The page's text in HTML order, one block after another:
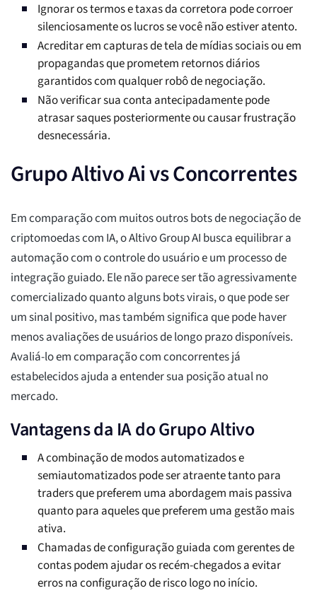
Ignorar os termos e taxas da corretora pode corroer
silenciosamente os lucros se você não estiver atento.
Acreditar em capturas de tela de mídias sociais ou em
propagandas que prometem retornos diários
garantidos com qualquer robô de negociação.
Não verificar sua conta antecipadamente pode
atrasar saques posteriormente ou causar frustração
desnecessária.
Grupo Altivo Ai vs Concorrentes
Em comparação com muitos outros bots de negociação de
criptomoedas com IA, o Altivo Group AI busca equilibrar a
automação com o controle do usuário e um processo de
integração guiado. Ele não parece ser tão agressivamente
comercializado quanto alguns bots virais, o que pode ser
um sinal positivo, mas também significa que pode haver
menos avaliações de usuários de longo prazo disponíveis.
Avaliá-lo em comparação com concorrentes já
estabelecidos ajuda a entender sua posição atual no
mercado.
Vantagens da IA do Grupo Altivo
A combinação de modos automatizados e
semiautomatizados pode ser atraente tanto para
traders que preferem uma abordagem mais passiva
quanto para aqueles que preferem uma gestão mais
ativa.
Chamadas de configuração guiada com gerentes de
contas podem ajudar os recém-chegados a evitar
erros na configuração de risco logo no início.